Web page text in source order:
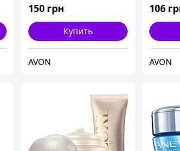
150 грн
Купить
AVON
106
AVON